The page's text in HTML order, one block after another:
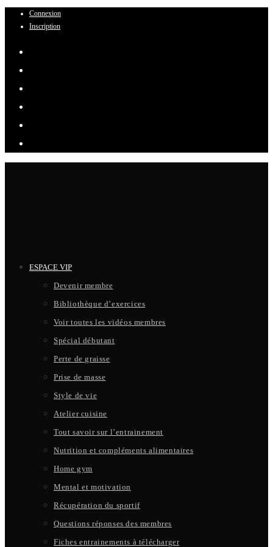
Skip
content
Connexion
Inscription
ESPACE VIP
Devenir membre
Bibliothèque d’exercices
Voir toutes les vidéos membres
Spécial débutant
Perte de graisse
Prise de masse
Style de vie
Atelier cuisine
Tout savoir sur l’entrainement
Nutrition et compléments alimentaires
Home gym
Mental et motivation
Récupération du sportif
Questions réponses des membres
Fiches entrainements à télécharger